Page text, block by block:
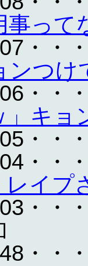
事って
・・
ンつけ
・・
」キョ
・・
・・
イプ
・・
・・